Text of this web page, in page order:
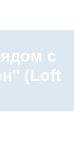
с
(Loft